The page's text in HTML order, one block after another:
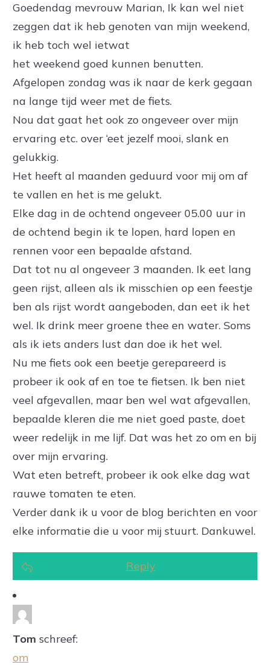
Goedendag mevrouw Marian, Ik kan wel niet
zeggen dat ik heb genoten van mijn weekend,
ik heb toch wel ietwat
het weekend goed kunnen benutten.
Afgelopen zondag was ik naar de kerk gegaan
na lange tijd weer met de fiets.
Nou dat gaat het ook zo ongeveer over mijn
ervaring etc. over ‘eet jezelf mooi, slank en
gelukkig.
Het heeft al maanden geduurd voor mij om af
te vallen en het is me gelukt.
Elke dag in de ochtend ongeveer 05.00 uur in
de ochtend begin ik te lopen, hard lopen en
rennen voor een bepaalde afstand.
Dat tot nu al ongeveer 3 maanden. Ik eet lang
geen rijst, alleen als ik misschien op een feestje
ben als rijst wordt aangeboden, dan eet ik het
wel. Ik drink meer groene thee en water. Soms
als ik iets anders lust dan doe ik het wel.
Nu me fiets ook een beetje gerepareerd is
probeer ik ook af en toe te fietsen. Ik ben niet
veel afgevallen, maar ben wel wat afgevallen,
bepaalde kleren die me niet goed paste, doet
weer redelijk in me lijf. Dat was het zo om en bij
over mijn ervaring.
Wat eten betreft, probeer ik ook elke dag wat
rauwe tomaten te eten.
Verder dank ik u voor de blog berichten en voor
elke informatie die u voor mij stuurt. Dankuwel.
Reply
Tom schreef:
om